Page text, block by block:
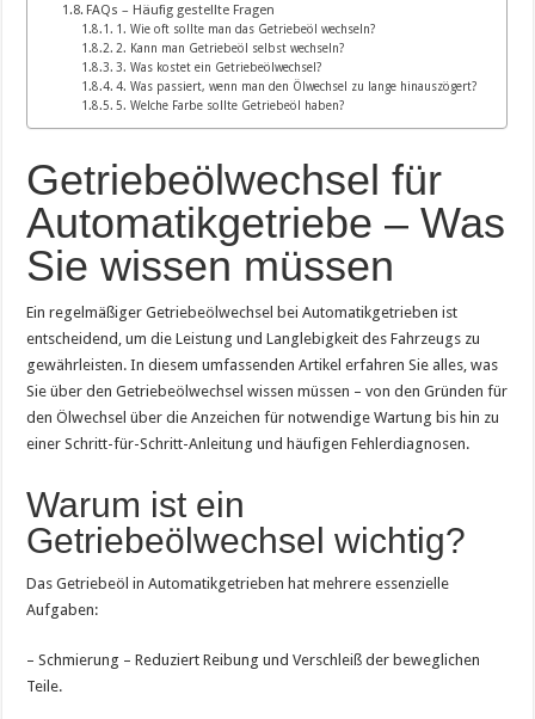
FAQs – Häufig gestellte Fragen
1. Wie oft sollte man das Getriebeöl wechseln?
2. Kann man Getriebeöl selbst wechseln?
3. Was kostet ein Getriebeölwechsel?
4. Was passiert, wenn man den Ölwechsel zu lange hinauszögert?
5. Welche Farbe sollte Getriebeöl haben?
Getriebeölwechsel für
Automatikgetriebe – Was
Sie wissen müssen
Ein regelmäßiger Getriebeölwechsel bei Automatikgetrieben ist
entscheidend, um die Leistung und Langlebigkeit des Fahrzeugs zu
gewährleisten. In diesem umfassenden Artikel erfahren Sie alles, was
Sie über den Getriebeölwechsel wissen müssen – von den Gründen für
den Ölwechsel über die Anzeichen für notwendige Wartung bis hin zu
einer Schritt-für-Schritt-Anleitung und häufigen Fehlerdiagnosen.
Warum ist ein
Getriebeölwechsel wichtig?
Das Getriebeöl in Automatikgetrieben hat mehrere essenzielle
Aufgaben:
– Schmierung – Reduziert Reibung und Verschleiß der beweglichen
Teile.